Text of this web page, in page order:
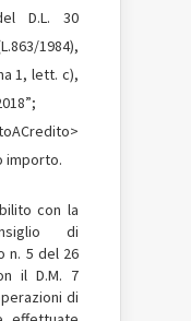
D.L. 30
1984),
1, lett. c),
importo.
con la
di
n. 5 del 26
il D.M. 7
di